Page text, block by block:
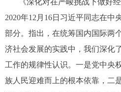
《深化对在严峻挑战下做好
2020年12月16日习近平同志在中
部分。指出，在统筹国内国际两
济社会发展的实践中，我们深化
工作的规律性认识。一是党中央
族人民迎难而上的根本依靠，二